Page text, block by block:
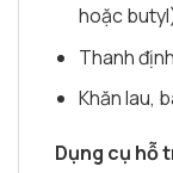
hoặc
Thanh
Khăn lau,
Dụng cụ hỗ